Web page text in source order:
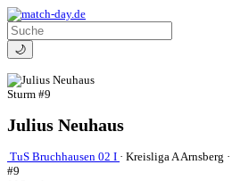
🌙
Sturm #9
Julius Neuhaus
TuS Bruchhausen 02 I · Kreisliga A Arnsberg ·
#9